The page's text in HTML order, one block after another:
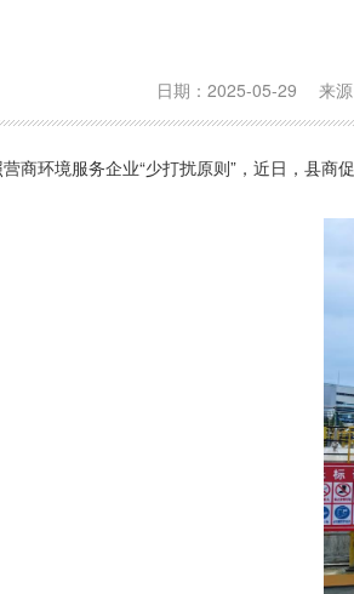
日期：2025-05-29 来
商环境服务企业“少打扰原则”，近日，县